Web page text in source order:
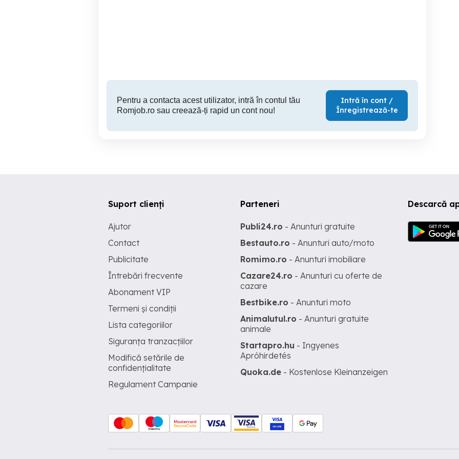
Pentru a contacta acest utilizator, intră în contul tău
Romjob.ro sau creează-ți rapid un cont nou!
Intră în cont /
Înregistrează-te
Descarcă
Suport clienți
Ajutor
Contact
Publicitate
Întrebări frecvente
Abonament VIP
Termeni și condiții
Lista categoriilor
Siguranța tranzacțiilor
Modifică setările de
confidențialitate
Regulament Campanie
Parteneri
Publi24.ro - Anunturi gratuite
Bestauto.ro - Anunturi auto/moto
Romimo.ro - Anunturi imobiliare
Cazare24.ro - Anunturi cu oferte de
cazare
Bestbike.ro - Anunturi moto
Animalutul.ro - Anunturi gratuite
animale
Startapro.hu - Ingyenes
Apróhirdetés
Quoka.de - Kostenlose Kleinanzeigen